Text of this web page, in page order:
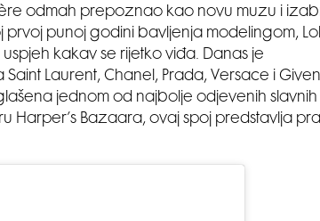
odmah prepoznao kao novu muzu i
prvoj punoj godini bavljenja modelingom,
kakav se rijetko viđa. Danas je
Laurent, Chanel, Prada, Versace i
jednom od najbolje odjevenih slavnih
Bazaara, ovaj spoj predstavlja